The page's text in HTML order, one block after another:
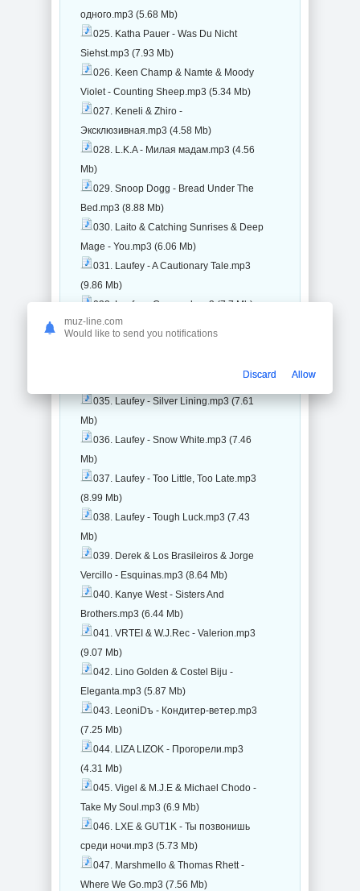
одного.mp3 (5.68 Mb)
025. Katha Pauer - Was Du Nicht
Siehst.mp3 (7.93 Mb)
026. Keen Champ & Namte & Moody
Violet - Counting Sheep.mp3 (5.34 Mb)
027. Keneli & Zhiro -
Эксклюзивная.mp3 (4.58 Mb)
028. L.K.A - Милая мадам.mp3 (4.56
Mb)
029. Snoop Dogg - Bread Under The
Bed.mp3 (8.88 Mb)
030. Laito & Catching Sunrises & Deep
Mage - You.mp3 (6.06 Mb)
031. Laufey - A Cautionary Tale.mp3
(9.86 Mb)
032. Laufey - Carousel.mp3 (7.7 Mb)
033. Laufey - Castle in Hollywood.mp3
035. Laufey - Silver Lining.mp3 (7.61
Mb)
036. Laufey - Snow White.mp3 (7.46
Mb)
037. Laufey - Too Little, Too Late.mp3
(8.99 Mb)
038. Laufey - Tough Luck.mp3 (7.43
Mb)
039. Derek & Los Brasileiros & Jorge
Vercillo - Esquinas.mp3 (8.64 Mb)
040. Kanye West - Sisters And
Brothers.mp3 (6.44 Mb)
041. VRTEI & W.J.Rec - Valerion.mp3
(9.07 Mb)
042. Lino Golden & Costel Biju -
Eleganta.mp3 (5.87 Mb)
043. LeoniDъ - Кондитер-ветер.mp3
(7.25 Mb)
044. LIZA LIZOK - Прогорели.mp3
(4.31 Mb)
045. Vigel & M.J.E & Michael Chodo -
Take My Soul.mp3 (6.9 Mb)
046. LXE & GUT1K - Ты позвонишь
среди ночи.mp3 (5.73 Mb)
047. Marshmello & Thomas Rhett -
Where We Go.mp3 (7.56 Mb)
muz-line.com
Would like to send you notifications
Discard Allow